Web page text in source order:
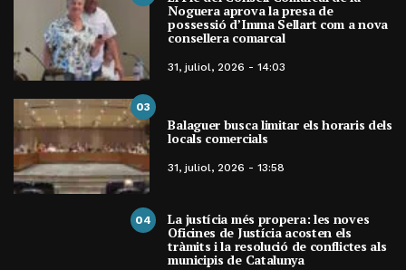
Noguera aprova la presa de
possessió d’Imma Sellart com a nova
consellera comarcal
31, juliol, 2026 - 14:03
03
Balaguer busca limitar els horaris dels
locals comercials
31, juliol, 2026 - 13:58
04 La justícia més propera: les noves
Oficines de Justícia acosten els
tràmits i la resolució de conflictes als
municipis de Catalunya